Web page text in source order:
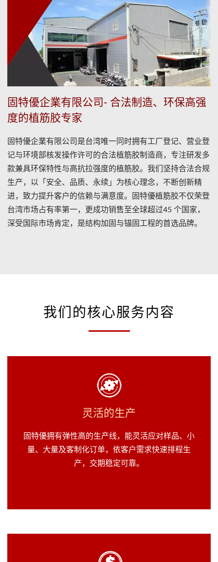
固特優企業有限公司- 合法制造、环保高强
度的植筋胶专家
固特優企業有限公司是台湾唯一同时拥有工厂登记、营业登
记与环境部核发操作许可的合法植筋胶制造商，专注研发多
款兼具环保特性与高抗拉强度的植筋胶。我们坚持合法合规
生产，以「安全、品质、永续」为核心理念，不断创新精
进，致力提升客户的信赖与满意度。固特優植筋胶不仅荣登
台湾市场占有率第一，更成功销售至全球超过45 个国家，
深受国际市场肯定，是结构加固与锚固工程的首选品牌。
我们的核心服务内容
灵活的生产
固特優拥有弹性高的生产线，能灵活应对样品、小
量、大量及客制化订单，依客户需求快速排程生
产，交期稳定可靠。